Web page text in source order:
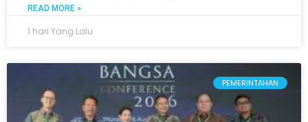
READ MORE »
1 hari Yang Lalu
PEMERINTAHAN